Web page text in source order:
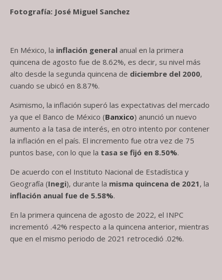
Fotografía: José Miguel Sanchez
En México, la inflación general anual en la primera
quincena de agosto fue de 8.62%, es decir, su nivel más
alto desde la segunda quincena de diciembre del 2000,
cuando se ubicó en 8.87%.
Asimismo, la inflación superó las expectativas del mercado
ya que el Banco de México (Banxico) anunció un nuevo
aumento a la tasa de interés, en otro intento por contener
la inflación en el país. El incremento fue otra vez de 75
puntos base, con lo que la tasa se fijó en 8.50%.
De acuerdo con el Instituto Nacional de Estadística y
Geografía (Inegi), durante la misma quincena de 2021, la
inflación anual fue de 5.58%.
En la primera quincena de agosto de 2022, el INPC
incrementó .42% respecto a la quincena anterior, mientras
que en el mismo periodo de 2021 retrocedió .02%.